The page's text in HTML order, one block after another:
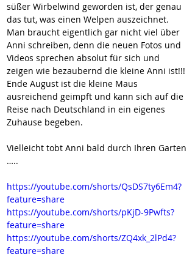
süßer Wirbelwind geworden ist, der genau
das tut, was einen Welpen auszeichnet.
Man braucht eigentlich gar nicht viel über
Anni schreiben, denn die neuen Fotos und
Videos sprechen absolut für sich und
zeigen wie bezaubernd die kleine Anni ist!!!
Ende August ist die kleine Maus
ausreichend geimpft und kann sich auf die
Reise nach Deutschland in ein eigenes
Zuhause begeben.
Vielleicht tobt Anni bald durch Ihren Garten
…..
https://youtube.com/shorts/QsDS7ty6Em4?
feature=share
https://youtube.com/shorts/pKjD-9Pwfts?
feature=share
https://youtube.com/shorts/ZQ4xk_2lPd4?
feature=share